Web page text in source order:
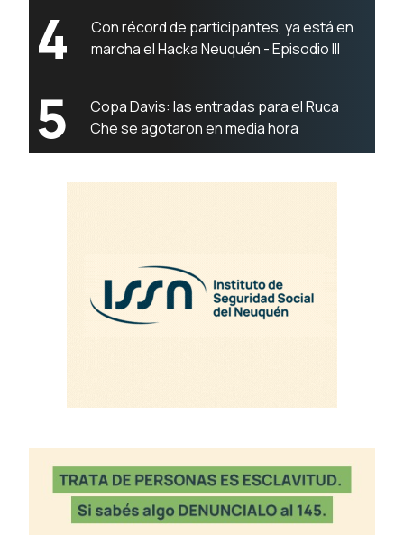
4
Con récord de participantes, ya está en
marcha el Hacka Neuquén - Episodio III
5
Copa Davis: las entradas para el Ruca
Che se agotaron en media hora